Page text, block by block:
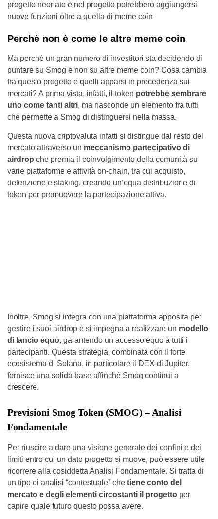
progetto neonato e nel progetto potrebbero aggiungersi
nuove funzioni oltre a quella di meme coin
Perchè non è come le altre meme coin
Ma perchè un gran numero di investitori sta decidendo di
puntare su Smog e non su altre meme coin? Cosa cambia
fra questo progetto e quelli apparsi in precedenza sui
mercati? A prima vista, infatti, il token potrebbe sembrare
uno come tanti altri, ma nasconde un elemento fra tutti
che permette a Smog di distinguersi nella massa.
Questa nuova criptovaluta infatti si distingue dal resto del
mercato attraverso un meccanismo partecipativo di
airdrop che premia il coinvolgimento della comunità su
varie piattaforme e attività on-chain, tra cui acquisto,
detenzione e staking, creando un’equa distribuzione di
token per promuovere la partecipazione attiva.
Inoltre, Smog si integra con una piattaforma apposita per
gestire i suoi airdrop e si impegna a realizzare un modello
di lancio equo, garantendo un accesso equo a tutti i
partecipanti. Questa strategia, combinata con il forte
ecosistema di Solana, in particolare il DEX di Jupiter,
fornisce una solida base affinché Smog continui a
crescere.
Previsioni Smog Token (SMOG) – Analisi
Fondamentale
Per riuscire a dare una visione generale dei confini e dei
limiti entro cui un dato progetto si muove, può essere utile
ricorrere alla cosiddetta Analisi Fondamentale. Si tratta di
un tipo di analisi “contestuale” che tiene conto del
mercato e degli elementi circostanti il progetto per
capire quale futuro questo possa avere.